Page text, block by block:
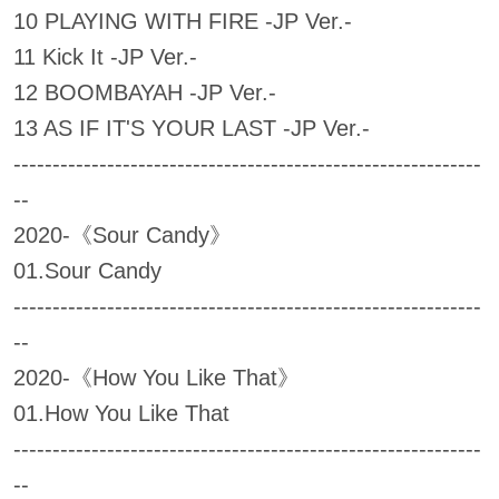
10 PLAYING WITH FIRE -JP Ver.-
11 Kick It -JP Ver.-
12 BOOMBAYAH -JP Ver.-
13 AS IF IT'S YOUR LAST -JP Ver.-
------------------------------------------------------------
--
2020-《Sour Candy》
01.Sour Candy
------------------------------------------------------------
--
2020-《How You Like That》
01.How You Like That
------------------------------------------------------------
--